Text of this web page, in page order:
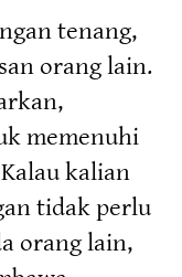
tenang,
orang lain.
memenuhi
Kalau kalian
tidak perlu
orang lain,